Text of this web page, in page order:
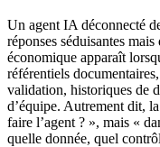
Un agent IA déconnecté
réponses séduisantes
économique apparaît
référentiels
validation, historiques de
d’équipe. Autrement dit,
faire l’agent ? », mais «
quelle donnée, quel